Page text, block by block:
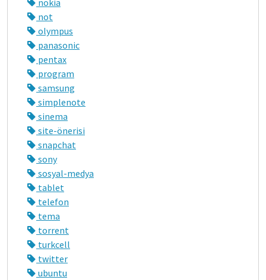
not
olympus
panasonic
pentax
program
samsung
simplenote
sinema
site-önerisi
snapchat
sony
sosyal-medya
tablet
telefon
tema
torrent
turkcell
twitter
ubuntu